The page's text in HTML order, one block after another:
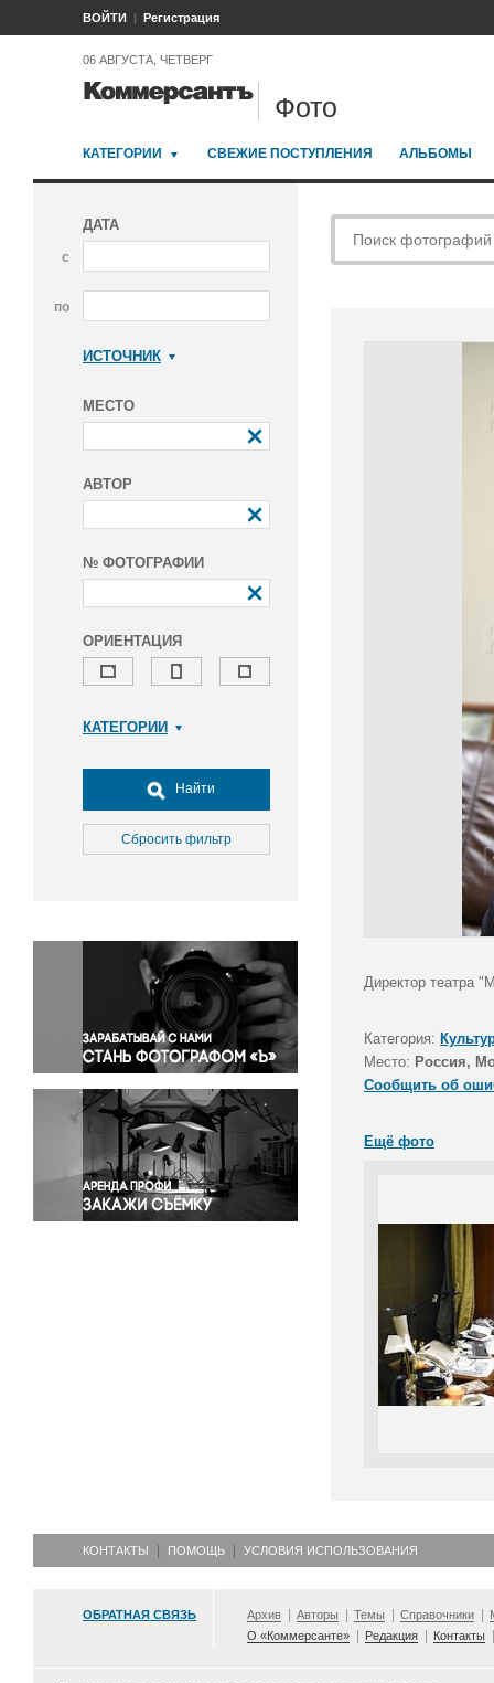
ВОЙТИ Регистрация
06 АВГУСТА, ЧЕТВЕРГ
Фото
КАТЕГОРИИ СВЕЖИЕ ПОСТУПЛЕНИЯ АЛЬБОМЫ
ДАТА
с
по
ИСТОЧНИК
МЕСТО
АВТОР
№ ФОТОГРАФИИ
ОРИЕНТАЦИЯ
КАТЕГОРИИ
Досуг, туризм и отдых
Культура
Медицина
Окружающая среда
Политика
Правосудие
Происшествия и конфликты
Религия
Светская жизнь
Спорт
Экология
Экономика и бизнес
Найти
Сбросить фильтр
Директор театра
Категория:
Место: Россия,
Сообщить об
Ещё фото
КОНТАКТЫ ПОМОЩЬ УСЛОВИЯ ИСПОЛЬЗОВАНИЯ
ОБРАТНАЯ СВЯЗЬ Архив Авторы Темы Справочники
О «Коммерсанте»
Редакция Контакты